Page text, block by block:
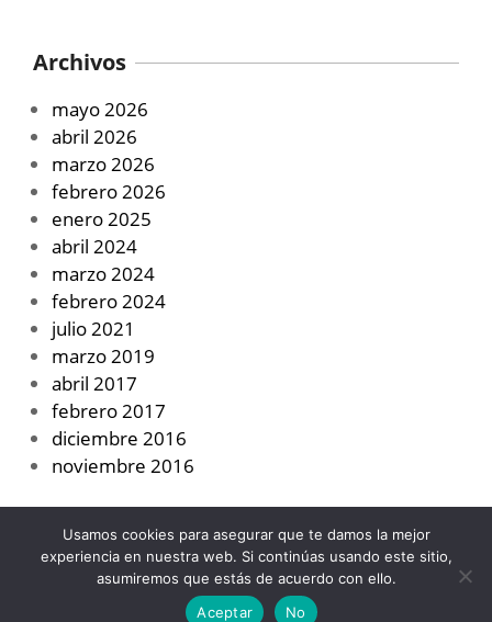
Archivos
mayo 2026
abril 2026
marzo 2026
febrero 2026
enero 2025
abril 2024
marzo 2024
febrero 2024
julio 2021
marzo 2019
abril 2017
febrero 2017
diciembre 2016
noviembre 2016
Designed usingUnos. Powered byWordPress
Usamos cookies para asegurar que te damos la mejor
experiencia en nuestra web. Si continúas usando este sitio,
asumiremos que estás de acuerdo con ello.
Aceptar
No